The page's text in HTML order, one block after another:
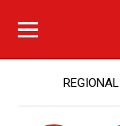
REGIONAL